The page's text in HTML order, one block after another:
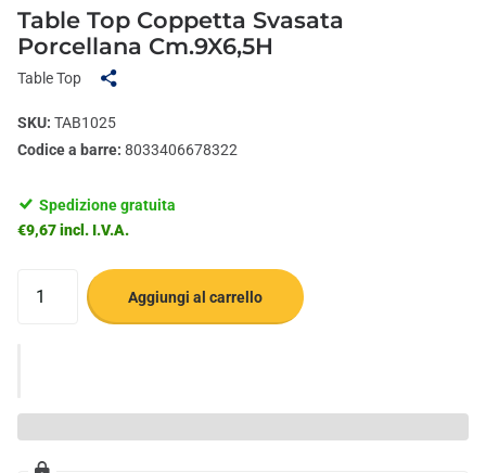
Table Top Coppetta Svasata
Porcellana Cm.9X6,5H
Table Top
SKU: TAB1025
Codice a barre: 8033406678322
Spedizione gratuita
€9,67 incl. I.V.A.
Aggiungi al carrello